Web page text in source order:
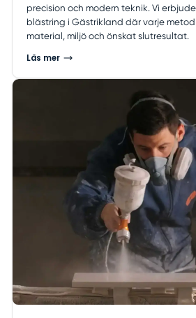
precision och modern teknik. Vi
blästring i Gästrikland där varje
material, miljö och önskat slutresultat.
Läs mer